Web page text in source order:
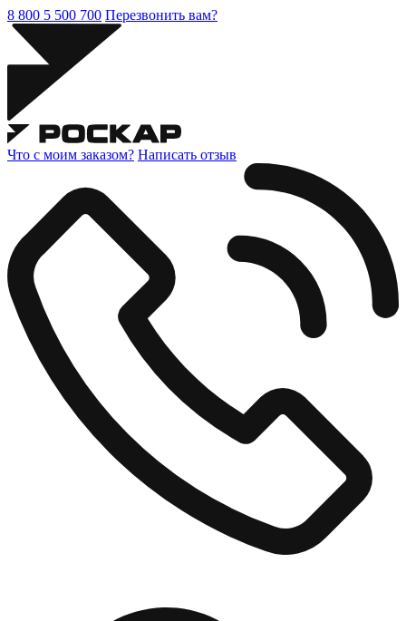
8 800 5 500 700 Перезвонить вам?
Что с моим заказом? Написать отзыв